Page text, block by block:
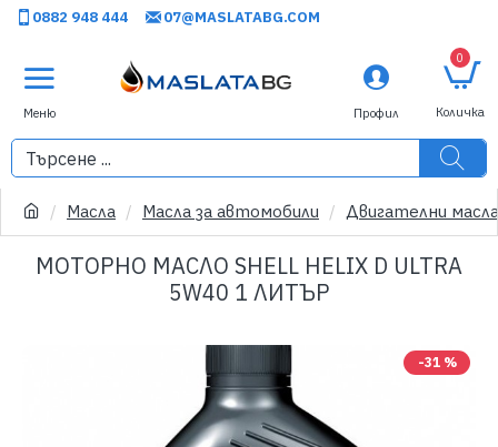
0882 948 444 07@MASLATABG.COM
0
Масла Масла за автомобили Двигателни масла
МОТОРНО МАСЛО SHELL HELIX D ULTRA
5W40 1 ЛИТЪР
-31 %